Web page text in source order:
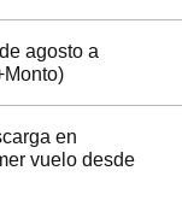
agosto a
en
vuelo desde